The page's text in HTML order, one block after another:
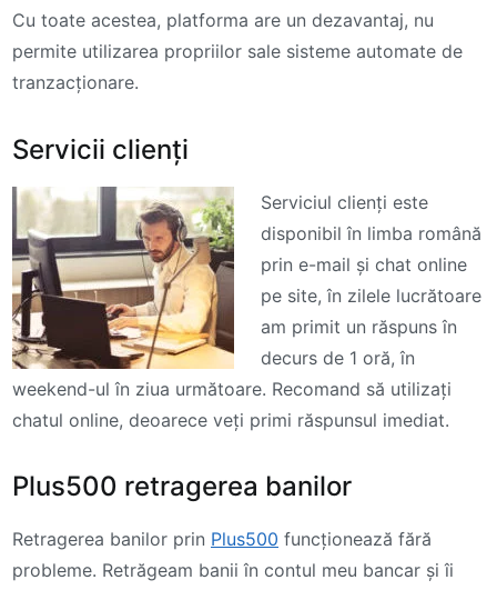
Cu toate acestea, platforma are un dezavantaj, nu
permite utilizarea propriilor sale sisteme automate de
tranzacționare.
Servicii clienți
Serviciul clienți este
disponibil în limba română
prin e-mail și chat online
pe site, în zilele lucrătoare
am primit un răspuns în
decurs de 1 oră, în
weekend-ul în ziua următoare. Recomand să utilizați
chatul online, deoarece veți primi răspunsul imediat.
Plus500 retragerea banilor
Retragerea banilor prin Plus500 funcționează fără
probleme. Retrăgeam banii în contul meu bancar și îi